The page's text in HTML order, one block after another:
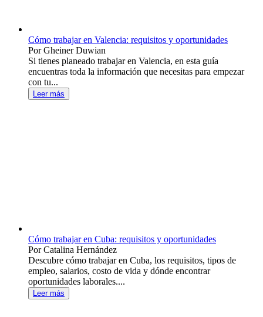
Cómo trabajar en Valencia: requisitos y oportunidades
Por Gheiner Duwian
Si tienes planeado trabajar en Valencia, en esta guía
encuentras toda la información que necesitas para empezar
con tu...
Leer más
Cómo trabajar en Cuba: requisitos y oportunidades
Por Catalina Hernández
Descubre cómo trabajar en Cuba, los requisitos, tipos de
empleo, salarios, costo de vida y dónde encontrar
oportunidades laborales....
Leer más